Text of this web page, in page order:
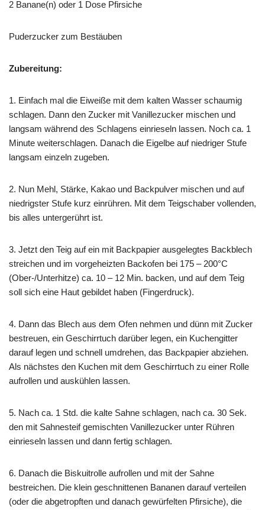
2 Banane(n) oder 1 Dose Pfirsiche
Puderzucker zum Bestäuben
Zubereitung:
1. Einfach mal die Eiweiße mit dem kalten Wasser schaumig
schlagen. Dann den Zucker mit Vanillezucker mischen und
langsam während des Schlagens einrieseln lassen. Noch ca. 1
Minute weiterschlagen. Danach die Eigelbe auf niedriger Stufe
langsam einzeln zugeben.
2. Nun Mehl, Stärke, Kakao und Backpulver mischen und auf
niedrigster Stufe kurz einrühren. Mit dem Teigschaber vollenden,
bis alles untergerührt ist.
3. Jetzt den Teig auf ein mit Backpapier ausgelegtes Backblech
streichen und im vorgeheizten Backofen bei 175 – 200°C
(Ober-/Unterhitze) ca. 10 – 12 Min. backen, und auf dem Teig
soll sich eine Haut gebildet haben (Fingerdruck).
4. Dann das Blech aus dem Ofen nehmen und dünn mit Zucker
bestreuen, ein Geschirrtuch darüber legen, ein Kuchengitter
darauf legen und schnell umdrehen, das Backpapier abziehen.
Als nächstes den Kuchen mit dem Geschirrtuch zu einer Rolle
aufrollen und auskühlen lassen.
5. Nach ca. 1 Std. die kalte Sahne schlagen, nach ca. 30 Sek.
den mit Sahnesteif gemischten Vanillezucker unter Rühren
einrieseln lassen und dann fertig schlagen.
6. Danach die Biskuitrolle aufrollen und mit der Sahne
bestreichen. Die klein geschnittenen Bananen darauf verteilen
(oder die abgetropften und danach gewürfelten Pfirsiche), die